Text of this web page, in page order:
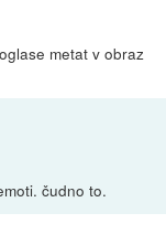
metat v obraz
čudno to.